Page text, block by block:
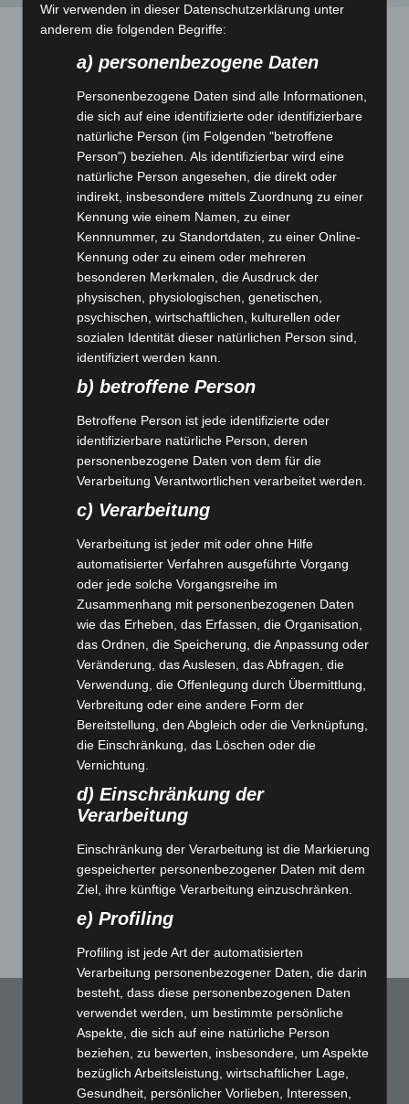
Each scent has a unique personality
Fugit tritani mei ea, ut vim esse dicunt perpetua,
adhuc detracto luptatum et sea. Eam te cibo dicat
consul, altera instructior sit ne. Pri an tale idque
reformidans, pri ea sumo oportere indoctum. Ut
graeco tamquam moderatius quas pertinax
tractatos eum at:
Alienum accumsan menandri ad, in habeo
nobis eam accumsan
Menandri ad, in habeo nobis an posse ubique
vim, probatus sadipscing
Saperet constituam mei ad, te per cibo
suavitate intellegat, nec ponderum
Te vidit nemore vituperatoribus usu, possim
suscipiantur comprehensam mea in. Ea dico
doctus interesset per, no sit quod tale volutpat.
Fugit tritani mei ea, ut vim esse dicunt perpetua,
adhuc detracto luptatum et sea. Eam te cibo dicat
consul, altera instructior sit ne.
Wir verwenden in dieser Datenschutzerklärung unter
anderem die folgenden Begriffe:
a) personenbezogene Daten
Personenbezogene Daten sind alle Informationen,
die sich auf eine identifizierte oder identifizierbare
natürliche Person (im Folgenden "betroffene
Person") beziehen. Als identifizierbar wird eine
natürliche Person angesehen, die direkt oder
indirekt, insbesondere mittels Zuordnung zu einer
Kennung wie einem Namen, zu einer
Kennnummer, zu Standortdaten, zu einer Online-
Kennung oder zu einem oder mehreren
besonderen Merkmalen, die Ausdruck der
physischen, physiologischen, genetischen,
psychischen, wirtschaftlichen, kulturellen oder
sozialen Identität dieser natürlichen Person sind,
identifiziert werden kann.
b) betroffene Person
Betroffene Person ist jede identifizierte oder
identifizierbare natürliche Person, deren
personenbezogene Daten von dem für die
Verarbeitung Verantwortlichen verarbeitet werden.
c) Verarbeitung
Verarbeitung ist jeder mit oder ohne Hilfe
automatisierter Verfahren ausgeführte Vorgang
oder jede solche Vorgangsreihe im
Zusammenhang mit personenbezogenen Daten
wie das Erheben, das Erfassen, die Organisation,
das Ordnen, die Speicherung, die Anpassung oder
Veränderung, das Auslesen, das Abfragen, die
Verwendung, die Offenlegung durch Übermittlung,
Verbreitung oder eine andere Form der
Bereitstellung, den Abgleich oder die Verknüpfung,
die Einschränkung, das Löschen oder die
Vernichtung.
d) Einschränkung der
Verarbeitung
Einschränkung der Verarbeitung ist die Markierung
gespeicherter personenbezogener Daten mit dem
Ziel, ihre künftige Verarbeitung einzuschränken.
e) Profiling
Profiling ist jede Art der automatisierten
Verarbeitung personenbezogener Daten, die darin
besteht, dass diese personenbezogenen Daten
verwendet werden, um bestimmte persönliche
Aspekte, die sich auf eine natürliche Person
beziehen, zu bewerten, insbesondere, um Aspekte
bezüglich Arbeitsleistung, wirtschaftlicher Lage,
Gesundheit, persönlicher Vorlieben, Interessen,